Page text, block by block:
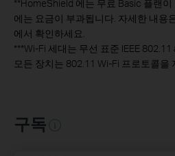
**HomeShield 에는 무료 Basic 플랜
에는 요금이 부과됩니다. 자세한 내용
에서 확인하세요.
***Wi-Fi 세대는 무선 표준 IEEE
모든 장치는 802.11 Wi-Fi 프로토콜을
구독